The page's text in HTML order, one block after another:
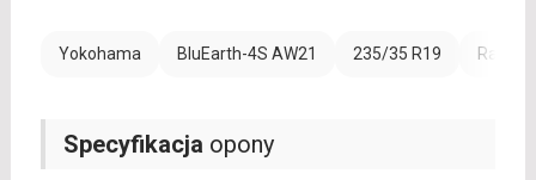
Yokohama BluEarth-4S AW21 235/35 R19 Rant
Specyfikacja opony